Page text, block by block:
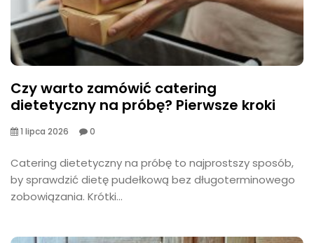
Czy warto zamówić catering
dietetyczny na próbę? Pierwsze kroki
1 lipca 2026 0
​Catering dietetyczny na próbę to najprostszy sposób,
by sprawdzić dietę pudełkową bez długoterminowego
zobowiązania. Krótki...